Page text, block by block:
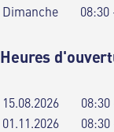
Dimanche 08:30
Heures
15.08.2026
01.11.2026